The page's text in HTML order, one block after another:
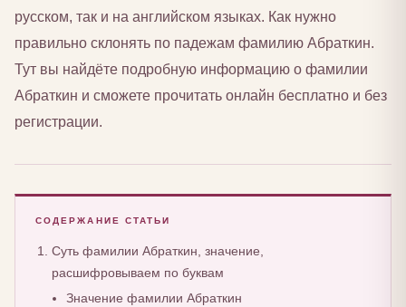
русском, так и на английском языках. Как нужно
правильно склонять по падежам фамилию Абраткин.
Тут вы найдёте подробную информацию о фамилии
Абраткин и сможете прочитать онлайн бесплатно и без
регистрации.
СОДЕРЖАНИЕ СТАТЬИ
Суть фамилии Абраткин, значение,
расшифровываем по буквам
Значение фамилии Абраткин